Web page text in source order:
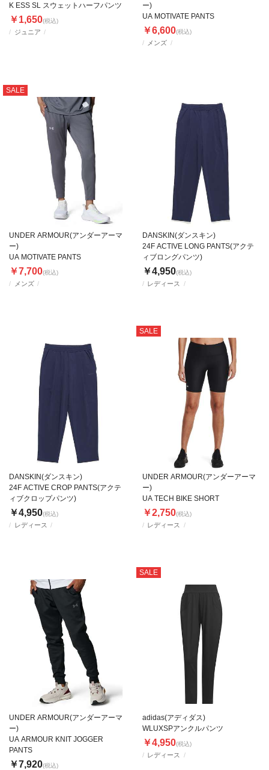
ジュニア
K ESS SL スウェットハーフパンツ
￥1,650(税込)
メンズ
ー)
UA MOTIVATE PANTS
￥6,600(税込)
SALE
メンズ
UNDER ARMOUR(アンダーアーマ
ー)
UA MOTIVATE PANTS
￥7,700(税込)
レディース
DANSKIN(ダンスキン)
24F ACTIVE LONG PANTS(アクテ
ィブロングパンツ)
￥4,950(税込)
レディース
DANSKIN(ダンスキン)
24F ACTIVE CROP PANTS(アクテ
ィブクロップパンツ)
￥4,950(税込)
SALE
レディース
UNDER ARMOUR(アンダーアーマ
ー)
UA TECH BIKE SHORT
￥2,750(税込)
UNDER ARMOUR(アンダーアーマ
ー)
UA ARMOUR KNIT JOGGER
PANTS
￥7,920(税込)
SALE
レディース
adidas(アディダス)
WLUXSPアンクルパンツ
￥4,950(税込)